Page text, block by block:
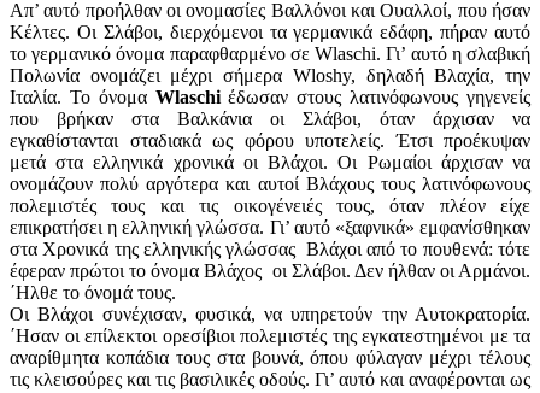
Aπ’ αυτό προήλθαν οι ονομασίες Βαλλόνοι και Ουαλλοί, που ήσαν
Κέλτες. Οι Σλάβοι, διερχόμενοι τα γερμανικά εδάφη, πήραν αυτό
το γερμανικό όνομα παραφθαρμένο σε Wlaschi. Γι’ αυτό η σλαβική
Πολωνία ονομάζει μέχρι σήμερα Wloshy, δηλαδή Βλαχία, την
Ιταλία. Το όνομα Wlaschiέδωσαν στους λατινόφωνους γηγενείς
που βρήκαν στα Βαλκάνια οι Σλάβοι, όταν άρχισαν να
εγκαθίστανται σταδιακά ως φόρου υποτελείς. Έτσι προέκυψαν
μετά στα ελληνικά χρονικά οι Βλάχοι. Οι Ρωμαίοι άρχισαν να
ονομάζουν πολύ αργότερα και αυτοί Βλάχους τους λατινόφωνους
πολεμιστές τους και τις οικογένειές τους, όταν πλέον είχε
επικρατήσει η ελληνική γλώσσα. Γι’ αυτό «ξαφνικά» εμφανίσθηκαν
στα Χρονικά της ελληνικής γλώσσας Βλάχοι από το πουθενά: τότε
έφεραν πρώτοι το όνομα Βλάχος οι Σλάβοι. Δεν ήλθαν οι Αρμάνοι.
΄Ηλθε το όνομά τους.
Οι Βλάχοι συνέχισαν, φυσικά, να υπηρετούν την Αυτοκρατορία.
΄Ησαν οι επίλεκτοι ορεσίβιοι πολεμιστές της εγκατεστημένοι με τα
αναρίθμητα κοπάδια τους στα βουνά, όπου φύλαγαν μέχρι τέλους
τις κλεισούρες και τις βασιλικές οδούς. Γι’ αυτό και αναφέρονται ως